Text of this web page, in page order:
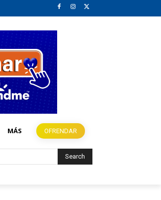
MÁS OFRENDAR
Search